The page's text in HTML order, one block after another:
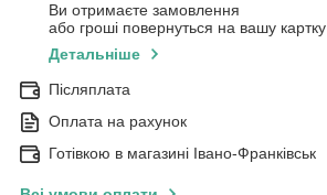
Ви отримаєте замовлення
або гроші повернуться на вашу картку
Детальніше
Післяплата
Оплата на рахунок
Готівкою в магазині Івано-Франківськ